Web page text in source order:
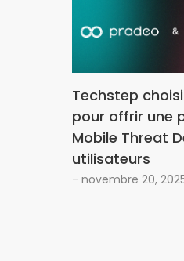
Techstep
pour offrir une
Mobile Threat
utilisateurs
- novembre 20,